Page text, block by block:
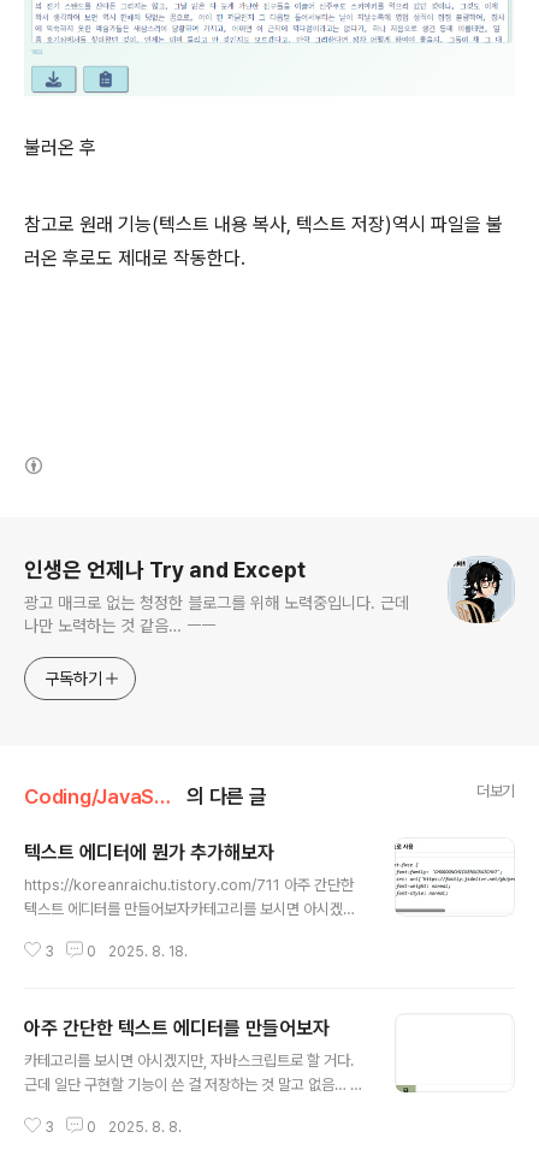
불러온 후
참고로 원래 기능(텍스트 내용 복사, 텍스트 저장)역시 파일을 불
러온 후로도 제대로 작동한다.
인생은 언제나 Try and Except
광고 매크로 없는 청정한 블로그를 위해 노력중입니다. 근데
나만 노력하는 것 같음… ㅡㅡ
구독하기
Coding/JavaScript 의 다른 글 더보기
텍스트 에디터에 뭔가 추가해보자
https://koreanraichu.tistory.com/711 아주 간단한
텍스트 에디터를 만들어보자카테고리를 보시면 아시겠지
걸 저장하는 것 말고 없음… ㅋㅋㅋㅋㅋㅋ 여기서 더 들어
파일 불러서 파일 이름을 제목으로 하는거였는데… 씁 그건
지피티 있어야되고… 오늘 추가해볼 건 그거다. 에디터 글
꼴 변경하는 거. 페이지 전체 글꼴이 아니라, 글 작성하는
면 먼저 할 일이 있다. 물론 HTML에 추가하는 것도 할 일
3 0 2025. 8. 18.
아주 간단한 텍스트 에디터를 만들어보자
카테고리를 보시면 아시겠지만, 자바스크립트로 할 거다.
근데 일단 구현할 기능이 쓴 걸 저장하는 것 말고 없음… ㅋ
본적인 기능(저장하기)그니까 뭘 할거냐면, 여기서 글씨를
3 0 2025. 8. 8.